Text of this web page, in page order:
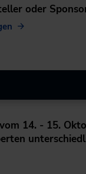
oder
14. - 15.